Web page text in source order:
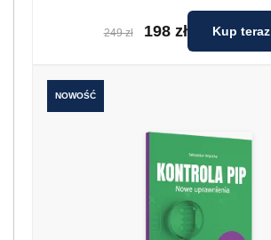
249 zł 198 zł Kup teraz
NOWOŚĆ